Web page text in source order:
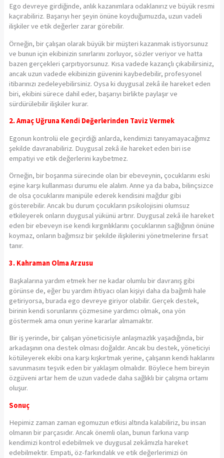
Ego devreye girdiğinde, anlık kazanımlara odaklanırız ve büyük resmi
kaçırabiliriz. Başarıyı her şeyin önüne koyduğumuzda, uzun vadeli
ilişkiler ve etik değerler zarar görebilir.
Örneğin, bir çalışan olarak büyük bir müşteri kazanmak istiyorsunuz
ve bunun için ekibinizin sınırlarını zorluyor, sözler veriyor ve hatta
bazen gerçekleri çarpıtıyorsunuz. Kısa vadede kazançlı çıkabilirsiniz,
ancak uzun vadede ekibinizin güvenini kaybedebilir, profesyonel
itibarınızı zedeleyebilirsiniz. Oysa ki duygusal zekâ ile hareket eden
biri, ekibini sürece dahil eder, başarıyı birlikte paylaşır ve
sürdürülebilir ilişkiler kurar.
2. Amaç Uğruna Kendi Değerlerinden Taviz Vermek
Egonun kontrolü ele geçirdiği anlarda, kendimizi tanıyamayacağımız
şekilde davranabiliriz. Duygusal zekâ ile hareket eden biri ise
empatiyi ve etik değerlerini kaybetmez.
Örneğin, bir boşanma sürecinde olan bir ebeveynin, çocuklarını eski
eşine karşı kullanması durumu ele alalım. Anne ya da baba, bilinçsizce
de olsa çocuklarını manipüle ederek kendisini mağdur gibi
gösterebilir. Ancak bu durum çocukların psikolojisini olumsuz
etkileyerek onların duygusal yükünü artırır. Duygusal zekâ ile hareket
eden bir ebeveyn ise kendi kırgınlıklarını çocuklarının sağlığının önüne
koymaz, onların bağımsız bir şekilde ilişkilerini yönetmelerine fırsat
tanır.
3. Kahraman Olma Arzusu
Başkalarına yardım etmek her ne kadar olumlu bir davranış gibi
görünse de, eğer bu yardım ihtiyacı olan kişiyi daha da bağımlı hale
getiriyorsa, burada ego devreye giriyor olabilir. Gerçek destek,
birinin kendi sorunlarını çözmesine yardımcı olmak, ona yön
göstermek ama onun yerine kararlar almamaktır.
Bir iş yerinde, bir çalışan yöneticisiyle anlaşmazlık yaşadığında, bir
arkadaşının ona destek olması doğaldır. Ancak bu destek, yöneticiyi
kötüleyerek ekibi ona karşı kışkırtmak yerine, çalışanın kendi haklarını
savunmasını teşvik eden bir yaklaşım olmalıdır. Böylece hem bireyin
özgüveni artar hem de uzun vadede daha sağlıklı bir çalışma ortamı
oluşur.
Sonuç
Hepimiz zaman zaman egomuzun etkisi altında kalabiliriz, bu insan
olmanın bir parçasıdır. Ancak önemli olan, bunun farkına varıp
kendimizi kontrol edebilmek ve duygusal zekâmızla hareket
edebilmektir. Empati, öz-farkındalık ve etik değerlerimizi ön